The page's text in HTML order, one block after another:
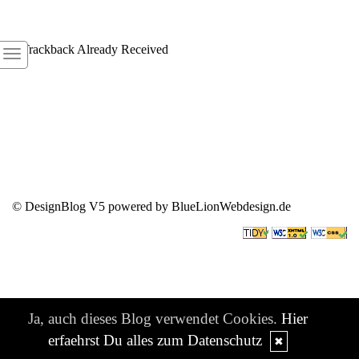
1 Trackback Already Received
© DesignBlog V5 powered by BlueLionWebdesign.de
Ja, auch dieses Blog verwendet Cookies. Hier
erfaehrst Du alles zum Datenschutz
✖